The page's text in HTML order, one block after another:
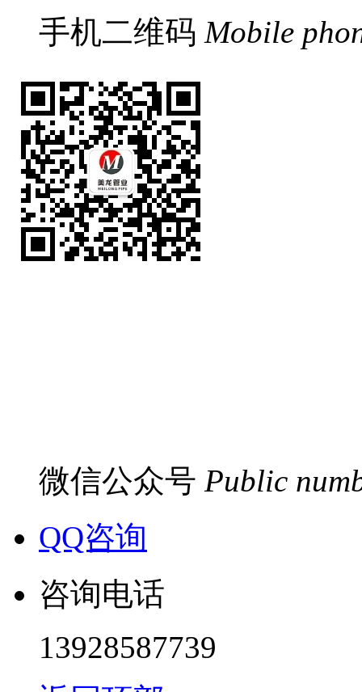
手机二维码 Mobile
微信公众号 Public
QQ咨询
咨询电话
13928587739